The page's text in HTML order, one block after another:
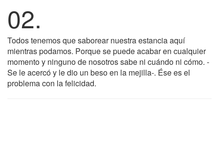
02.
Todos tenemos que saborear nuestra estancia aquí
mientras podamos. Porque se puede acabar en cualquier
momento y ninguno de nosotros sabe ni cuándo ni cómo. -
Se le acercó y le dio un beso en la mejilla-. Ése es el
problema con la felicidad.